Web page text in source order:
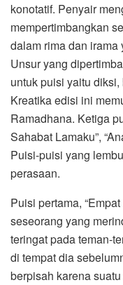
konotatif. Penyair
mempertimbangkan
dalam rima dan
Unsur yang
untuk puisi yaitu
Kreatika edisi ini
Ramadhana. Ketiga
Sahabat Lamaku”,
Puisi-puisi yang
perasaan.
Puisi pertama,
seseorang yang
teringat pada teman-
di tempat dia
berpisah karena